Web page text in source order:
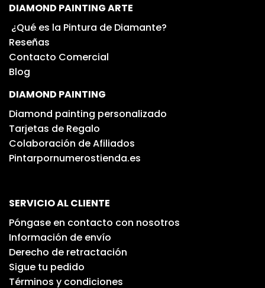
DIAMOND PAINTING ARTE
¿Qué es la Pintura de Diamante?
Reseñas
Contacto Comercial
Blog
DIAMOND PAINTING
Diamond painting personalizado
Tarjetas de Regalo
Colaboración de Afiliados
Pintarpornumerostienda.es
SERVICIO AL CLIENTE
Póngase en contacto con nosotros
Información de envío
Derecho de retractación
Sigue tu pedido
Términos y condiciones